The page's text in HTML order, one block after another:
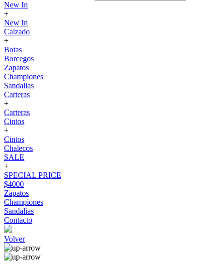
New In
+
New In
Calzado
+
Botas
Borcegos
Zapatos
Championes
Sandalias
Carteras
+
Carteras
Cintos
+
Cintos
Chalecos
SALE
+
SPECIAL PRICE
$4000
Zapatos
Championes
Sandalias
Contacto
Volver